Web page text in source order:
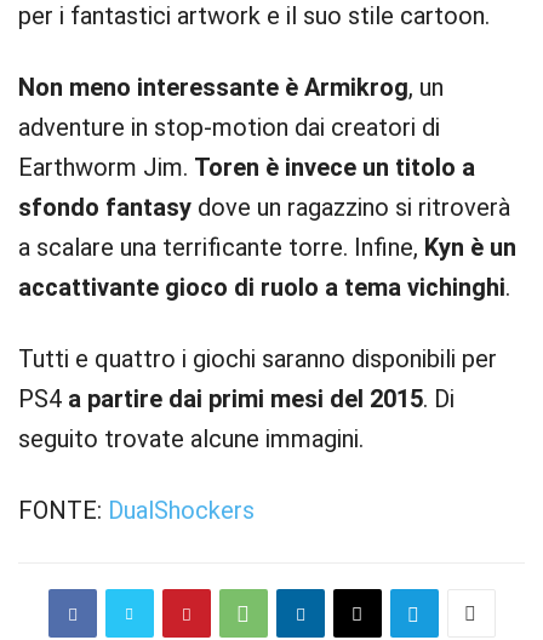
per i fantastici artwork e il suo stile cartoon.
Non meno interessante è Armikrog, un
adventure in stop-motion dai creatori di
Earthworm Jim. Toren è invece un titolo a
sfondo fantasy dove un ragazzino si ritroverà
a scalare una terrificante torre. Infine, Kyn è un
accattivante gioco di ruolo a tema vichinghi.
Tutti e quattro i giochi saranno disponibili per
PS4 a partire dai primi mesi del 2015. Di
seguito trovate alcune immagini.
FONTE: DualShockers